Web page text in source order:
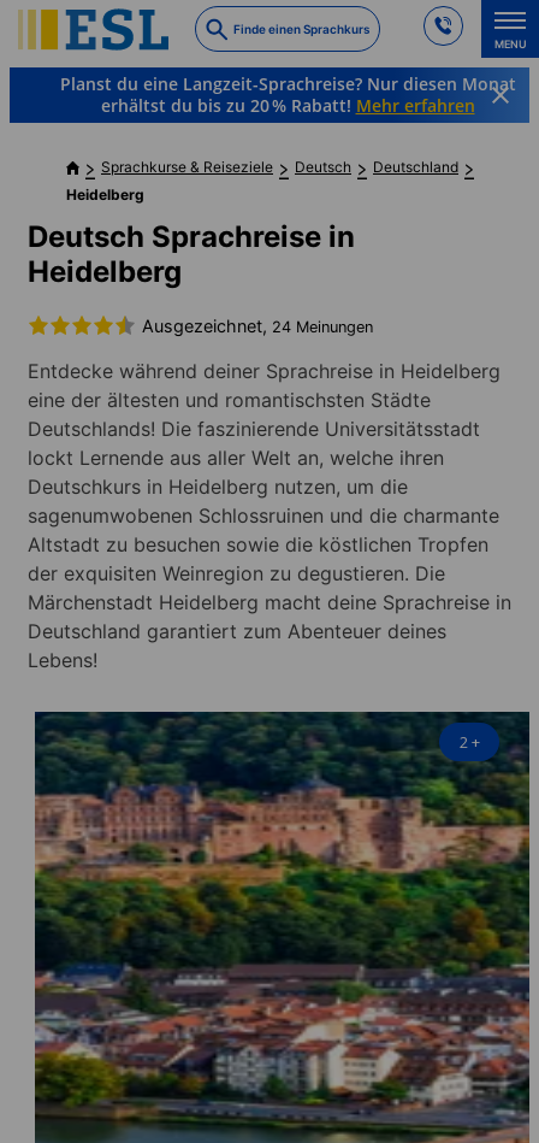
to
main
content
Finde einen Sprachkurs
MENU
Planst du eine Langzeit-Sprachreise? Nur diesen Monat
erhältst du bis zu 20 % Rabatt! Mehr erfahren
Sprachkurse & Reiseziele Deutsch
Deutschland
Heidelberg
Deutsch Sprachreise in
Heidelberg
Ausgezeichnet, 24 Meinungen
Entdecke während deiner Sprachreise in Heidelberg
eine der ältesten und romantischsten Städte
Deutschlands! Die faszinierende Universitätsstadt
lockt Lernende aus aller Welt an, welche ihren
Deutschkurs in Heidelberg nutzen, um die
sagenumwobenen Schlossruinen und die charmante
Altstadt zu besuchen sowie die köstlichen Tropfen
der exquisiten Weinregion zu degustieren. Die
Märchenstadt Heidelberg macht deine Sprachreise in
Deutschland garantiert zum Abenteuer deines
Lebens!
2+